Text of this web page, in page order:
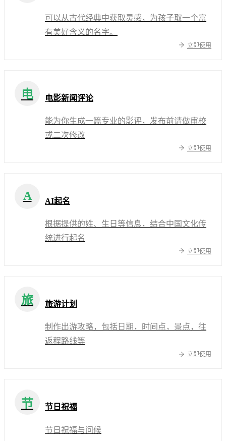
可以从古代经典中获取灵感，为孩子取一个富
有美好含义的名字。
立即使用
电 电影新闻评论
能为你生成一篇专业的影评，发布前请做审校
或二次修改
立即使用
A AI起名
根据提供的姓、生日等信息，结合中国文化传
统进行起名
立即使用
旅 旅游计划
制作出游攻略，包括日期，时间点，景点，往
返程路线等
立即使用
节 节日祝福
节日祝福与问候